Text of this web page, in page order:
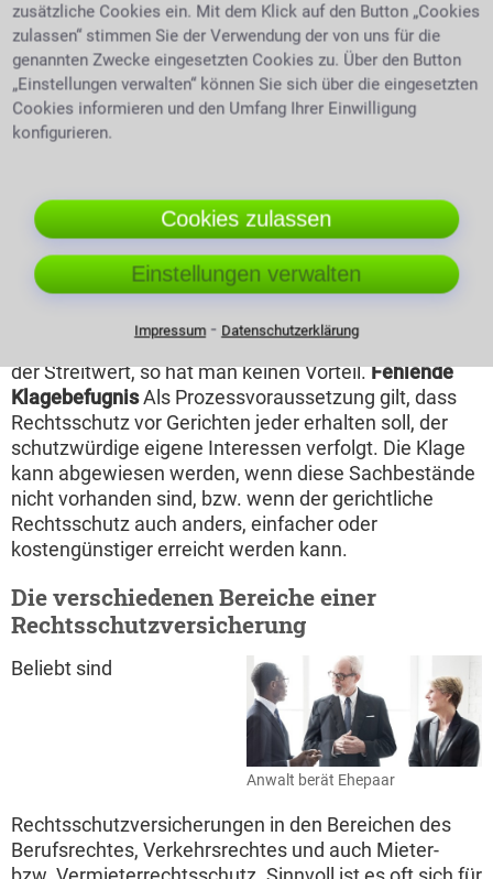
Anwalt berät junge Mandantin
Auch ein noch so guter
Rechtsberater kann im
Falle der Insolvenz des
Prozessgegners keinen
finanziellen Gewinn für
prüft man über das Insolvenzgericht, ob schon
erfolglose Vollstreckungen des Kontrahenten bekannt
sind. Der Insolvenzverwalter des Gegners wird durch
das zuständige Gericht bestimmt. Ihm kann man nun
seine offenen Forderungen melden, in der Hoffnung
einen Teil rückerstattet zu bekommen.
Sind die verursachten Kosten höher als
der Streitwert, so hat man keinen Vorteil.Fehlende
KlagebefugnisAls Prozessvoraussetzung gilt, dass
Rechtsschutz vor Gerichten jeder erhalten soll, der
schutzwürdige eigene Interessen verfolgt. Die Klage
kann abgewiesen werden, wenn diese Sachbestände
nicht vorhanden sind, bzw. wenn der gerichtliche
Rechtsschutz auch anders, einfacher oder
kostengünstiger erreicht werden kann.
Die verschiedenen Bereiche einer
Rechtsschutzversicherung
Anwalt berät Ehepaar
Beliebt sind
Rechtsschutzversicherungen in den Bereichen des
Berufsrechtes, Verkehrsrechtes und auch Mieter-
zusätzliche Cookies ein. Mit dem Klick auf den Button „Cookies
zulassen“ stimmen Sie der Verwendung der von uns für die
genannten Zwecke eingesetzten Cookies zu. Über den Button
„Einstellungen verwalten“ können Sie sich über die eingesetzten
Cookies informieren und den Umfang Ihrer Einwilligung
konfigurieren.
Cookies zulassen
Einstellungen verwalten
Impressum⁃ Datenschutzerklärung